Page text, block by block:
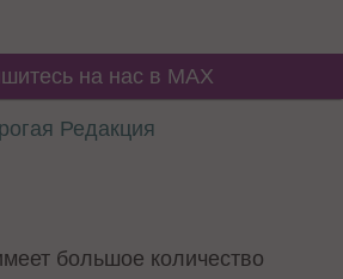
на нас в MAX
Редакция
большое количество